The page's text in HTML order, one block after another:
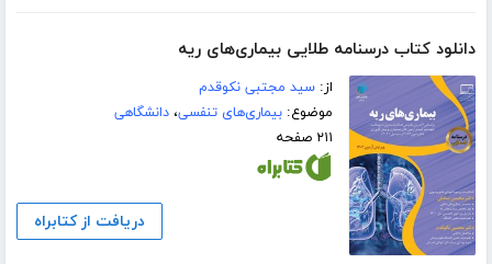
دانلود کتاب درسنامه طلایی بیماری‌های ریه
از:سید مجتبی نکوقدم
موضوع:بیماری‌های تنفسی،دانشگاهی
۲۱۱ صفحه
دریافت از کتابراه